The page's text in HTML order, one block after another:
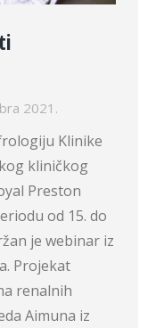
2021.
Klinike
kliničkog
Preston
od 15. do
je webinar iz
Projekat
renalnih
Aimuna iz